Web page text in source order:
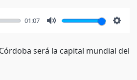
01:07
será la capital mundial del